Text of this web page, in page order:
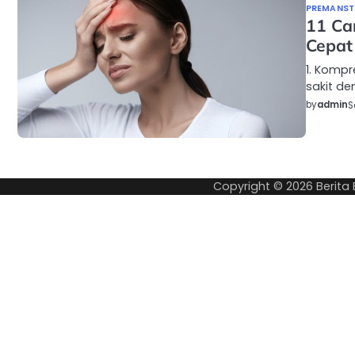
11
1.
sakit
byadmin
Copyright © 2026 Berita